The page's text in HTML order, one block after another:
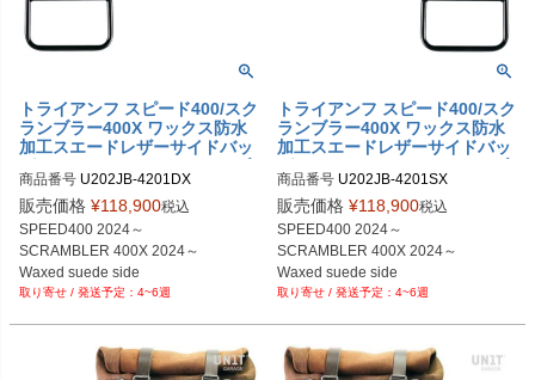
トライアンフ スピード400/スク
ランブラー400X ワックス防水
加工スエードレザーサイドバッ
ラック ＆サイドバッグサポート
フレーム右側キット ユニットガ
レージ
商品番号 U202JB-4201DX
販売価格 ¥118,900税込
SPEED400 2024～
SCRAMBLER 400X 2024～
Waxed suede side
pannier Scram
4~6週
トライアンフ スピード400/スク
ランブラー400X ワックス防水
加工スエードレザーサイドバッ
ラック＆サイドバッグサポート
フレーム左側キット ユニットガ
レージ
商品番号 U202JB-4201SX
販売価格 ¥118,900税込
SPEED400 2024～
SCRAMBLER 400X 2024～
Waxed suede side
pannier Scram
4~6週